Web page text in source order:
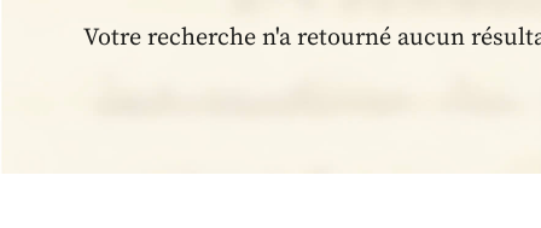
Votre recherche n'a retourné aucun